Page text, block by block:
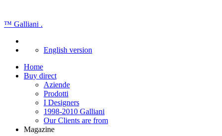
™ Galliani .
English version
Home
Buy direct
Aziende
Prodotti
I Designers
1998-2010 Galliani
Our Clients are from
Magazine